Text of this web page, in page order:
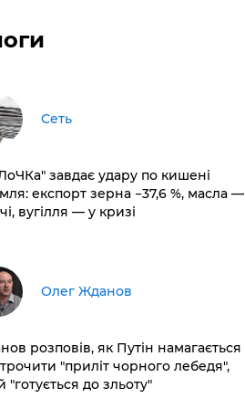
Сеть
завдає удару по кишені
експорт зерна −37,6 %, масла —
вугілля — у кризі
Олег Жданов
розповів, як Путін намагається
"приліт чорного лебедя",
"готується до зльоту"